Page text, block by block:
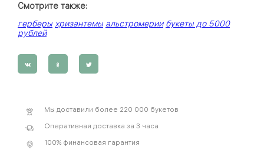
Смотрите также:
герберы хризантемы альстромерии букеты до 5000
рублей
Мы доставили более 220 000 букетов
Оперативная доставка за 3 часа
100% финансовая гарантия